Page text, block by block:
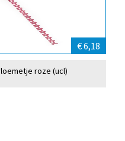
€ 6,18
roze (ucl)